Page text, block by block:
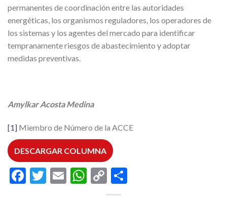
permanentes de coordinación entre las autoridades
energéticas, los organismos reguladores, los operadores de
los sistemas y los agentes del mercado para identificar
tempranamente riesgos de abastecimiento y adoptar
medidas preventivas.
Amylkar Acosta Medina
[1] Miembro de Número de la ACCE
DESCARGAR COLUMNA
Facebook
Twitter
EmailWhatsApp
Copy
Link